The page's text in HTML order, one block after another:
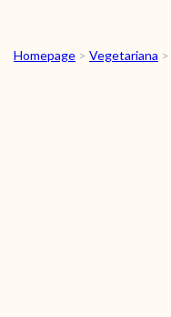
Homepage > Vegetariana >